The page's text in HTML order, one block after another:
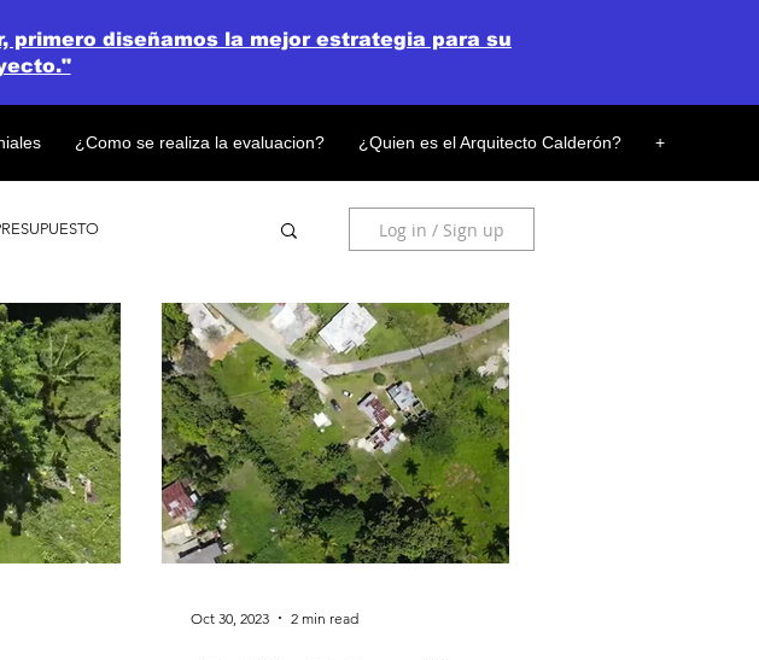
¿Como se realiza la evaluacion? ¿Quien es el Arquitecto Calderón? +
diseñamos la mejor estrategia para su
💎
Log in / Sign up
Oct 30, 2023 2 min read